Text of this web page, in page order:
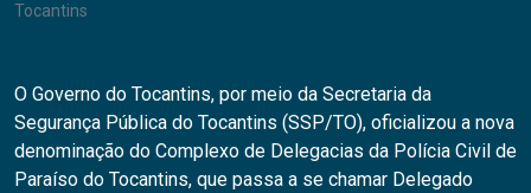
Tocantins
O Governo do Tocantins, por meio da Secretaria da
Segurança Pública do Tocantins (SSP/TO), oficializou a nova
denominação do Complexo de Delegacias da Polícia Civil de
Paraíso do Tocantins, que passa a se chamar Delegado